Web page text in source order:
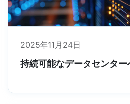
2025年11月24日
持続可能なデータセンター